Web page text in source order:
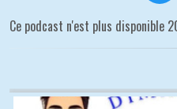
Ce podcast n'est plus